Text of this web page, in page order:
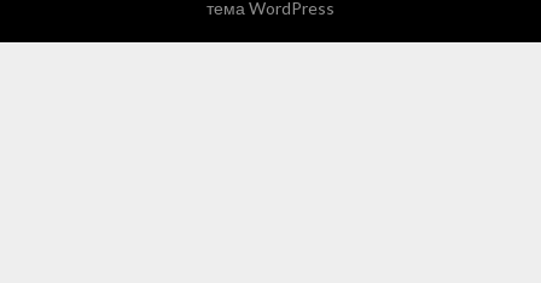
тема WordPress